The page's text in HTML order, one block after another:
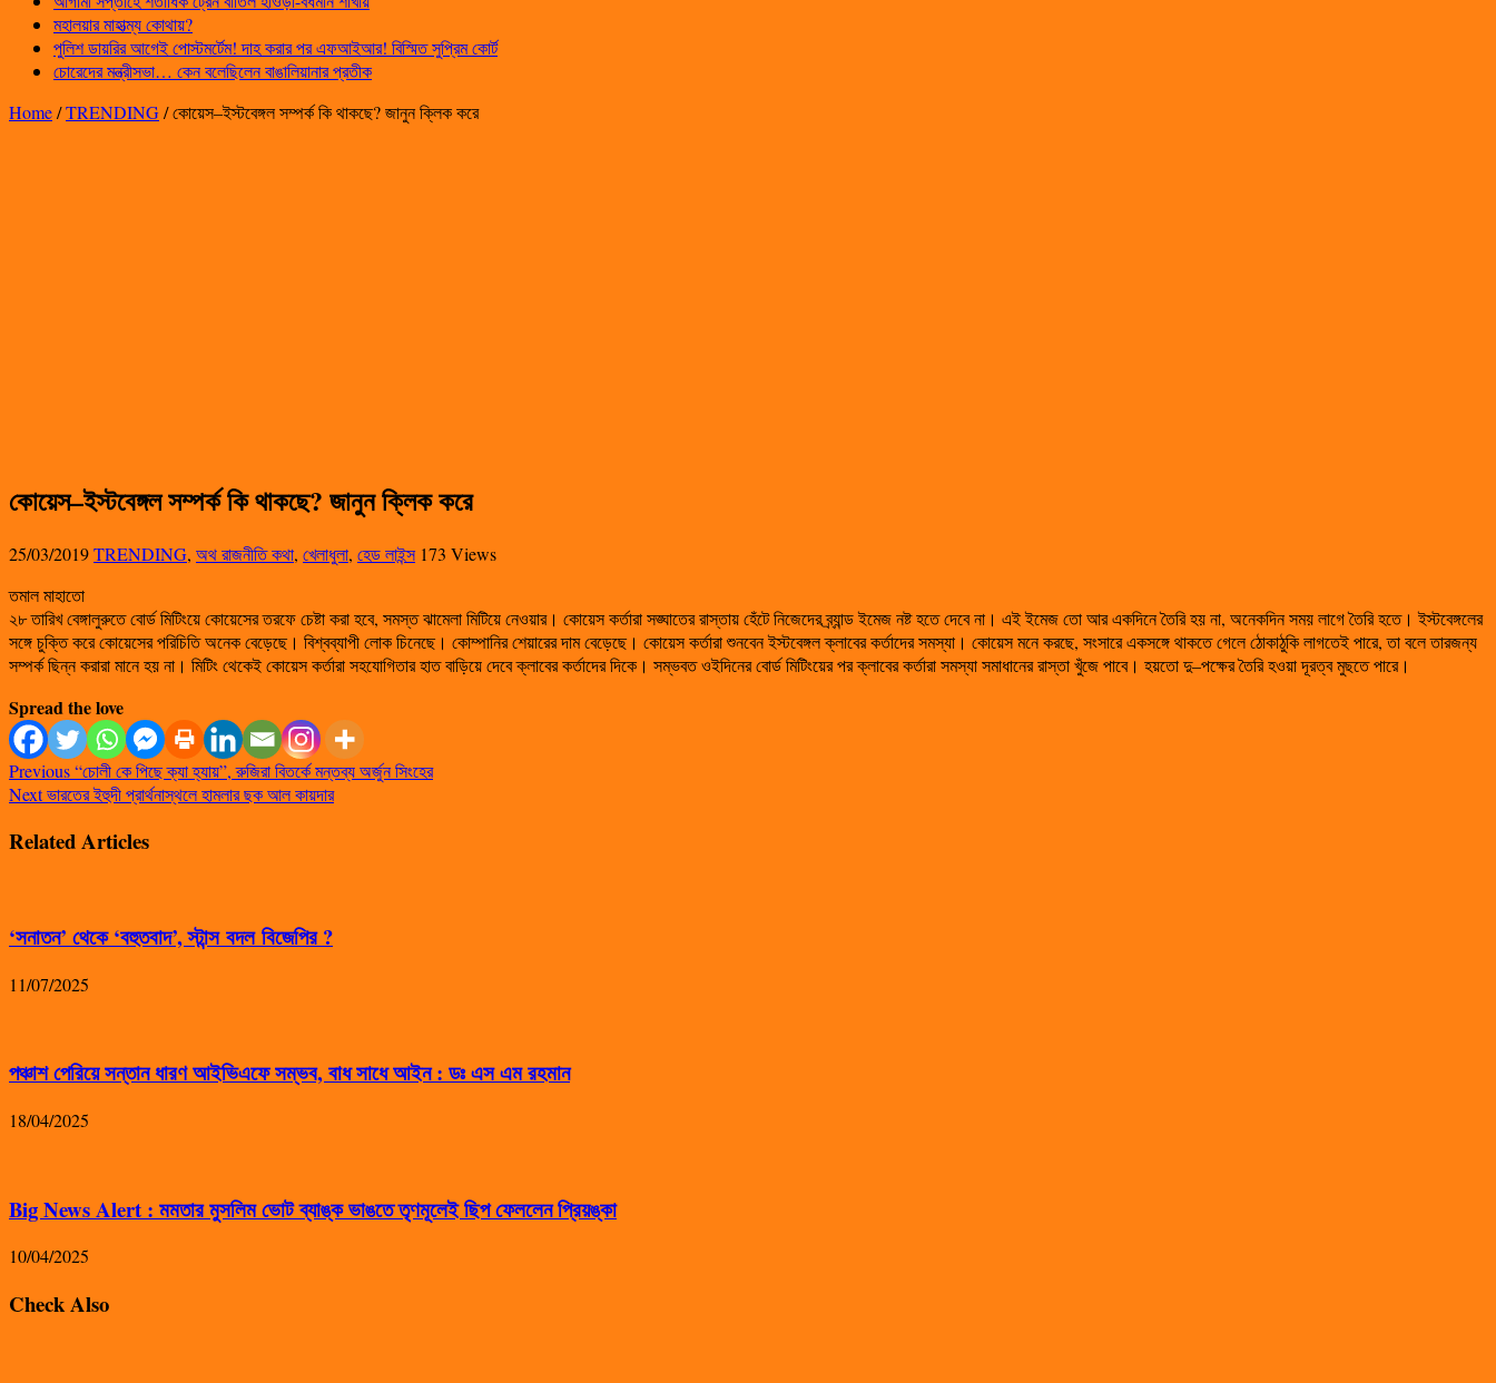
মহালয়ার মাহাত্ম্য কোথায়?
পুলিশ ডায়রির আগেই পোস্টমর্টেম! দাহ করার পর এফআইআর! বিস্মিত সুপ্রিম কোর্ট
চোরেদের মন্ত্রীসভা… কেন বলেছিলেন বাঙালিয়ানার প্রতীক
Home/TRENDING/কোয়েস–ইস্টবেঙ্গল সম্পর্ক কি থাকছে?‌ জানুন ক্লিক করে
কোয়েস–ইস্টবেঙ্গল সম্পর্ক কি থাকছে?‌ জানুন ক্লিক করে
25/03/2019TRENDING, অথ রাজনীতি কথা, খেলাধুলা, হেড লাইন্স 173 Views
তমাল মাহাতো
২৮ তারিখ বেঙ্গালুরুতে বোর্ড মিটিংয়ে কোয়েসের তরফে চেষ্টা করা হবে, সমস্ত ঝামেলা মিটিয়ে নেওয়ার। কোয়েস কর্তারা সঙ্ঘাতের রাস্তায় হেঁটে নিজেদের ব্র্যান্ড ইমেজ নষ্ট হতে দেবে না। এই ইমেজ তো আর একদিনে তৈরি হয় না, অনেকদিন সময় লাগে তৈরি হতে। ইস্টবেঙ্গলের
সঙ্গে চুক্তি করে কোয়েসের পরিচিতি অনেক বেড়েছে। বিশ্বব্যাপী লোক চিনেছে। কোম্পানির শেয়ারের দাম বেড়েছে। কোয়েস কর্তারা শুনবেন ইস্টবেঙ্গল ক্লাবের কর্তাদের সমস্যা। কোয়েস মনে করছে, সংসারে একসঙ্গে থাকতে গেলে ঠোকাঠুকি লাগতেই পারে, তা বলে তারজন্য
সম্পর্ক ছিন্ন করারা মানে হয় না। মিটিং থেকেই কোয়েস কর্তারা সহযোগিতার হাত বাড়িয়ে দেবে ক্লাবের কর্তাদের দিকে। সম্ভবত ওইদিনের বোর্ড মিটিংয়ের পর ক্লাবের কর্তারা সমস্যা সমাধানের রাস্তা খুঁজে পাবে। হয়তো দু–পক্ষের তৈরি হওয়া দূরত্ব মুছতে পারে।
Spread the love
Previous“চোলী কে পিছে ক্যা হ্যায়”, রুজিরা বিতর্কে মন্তব্য অর্জুন সিংহের
Nextভারতের ইহুদী প্রার্থনাস্থলে হামলার ছক আল কায়দার
Related Articles
‘সনাতন’ থেকে ‘বহুতবাদ’, স্টান্স বদল বিজেপির ?
11/07/2025
পঞ্চাশ পেরিয়ে সন্তান ধারণ আইভিএফে সম্ভব, বাধ সাধে আইন : ডঃ এস এম রহমান
18/04/2025
Big News Alert : মমতার মুসলিম ভোট ব্যাঙ্ক ভাঙতে তৃণমূলেই ছিপ ফেললেন প্রিয়ঙ্কা
10/04/2025
Check Also